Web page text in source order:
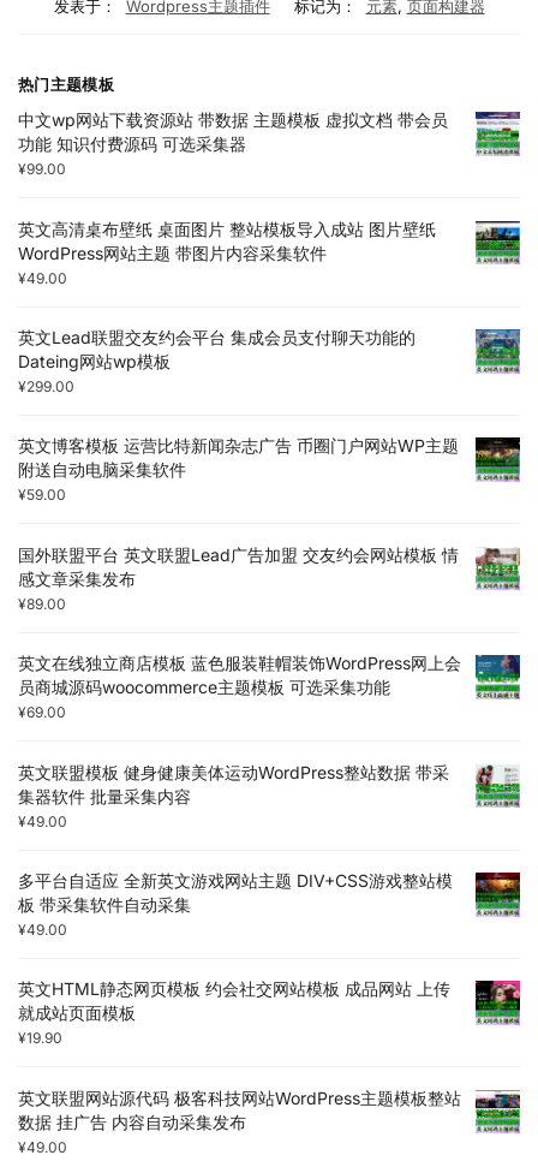
发表于： Wordpress主题插件 标记为： 元素, 页面构建器
热门主题模板
中文wp网站下载资源站 带数据 主题模板 虚拟文档 带会员
功能 知识付费源码 可选采集器
¥99.00
英文高清桌布壁纸 桌面图片 整站模板导入成站 图片壁纸
WordPress网站主题 带图片内容采集软件
¥49.00
英文Lead联盟交友约会平台 集成会员支付聊天功能的
Dateing网站wp模板
¥299.00
英文博客模板 运营比特新闻杂志广告 币圈门户网站WP主题
附送自动电脑采集软件
¥59.00
国外联盟平台 英文联盟Lead广告加盟 交友约会网站模板 情
感文章采集发布
¥89.00
英文在线独立商店模板 蓝色服装鞋帽装饰WordPress网上会
员商城源码woocommerce主题模板 可选采集功能
¥69.00
英文联盟模板 健身健康美体运动WordPress整站数据 带采
集器软件 批量采集内容
¥49.00
多平台自适应 全新英文游戏网站主题 DIV+CSS游戏整站模
板 带采集软件自动采集
¥49.00
英文HTML静态网页模板 约会社交网站模板 成品网站 上传
就成站页面模板
¥19.90
英文联盟网站源代码 极客科技网站WordPress主题模板整站
数据 挂广告 内容自动采集发布
¥49.00